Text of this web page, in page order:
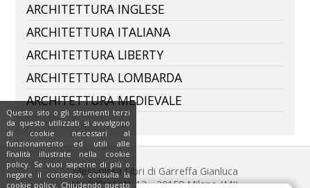
Questo sito o gli strumenti terzi
da questo utilizzati si avvalgono
di cookie necessari al
funzionamento ed utili alle
finalità illustrate nella cookie
policy. Se vuoi saperne di più o
negare il consenso, consulta la
cookie policy. Chiudendo questo
ARCHITETTURA INGLESE
ARCHITETTURA ITALIANA
ARCHITETTURA LIBERTY
ARCHITETTURA LOMBARDA
ARCHITETTURA MEDIEVALE
Messinissa Libri di Garreffa Gianluca
Via Imbonati, 13 - 20159 Milano (MI)